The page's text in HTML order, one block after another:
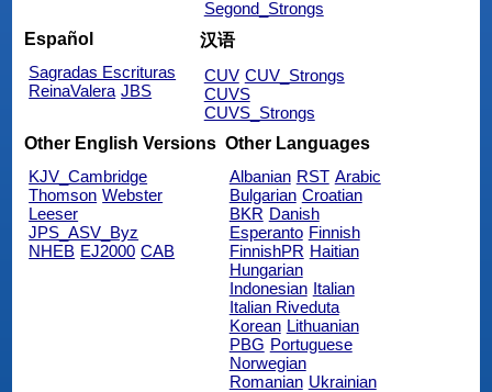
Segond_Strongs
Español
Sagradas Escrituras
ReinaValera JBS
汉语
CUV CUV_Strongs
CUVS
CUVS_Strongs
Other English Versions
KJV_Cambridge
Thomson Webster
Leeser
JPS_ASV_Byz
NHEB EJ2000 CAB
Other Languages
Albanian RST Arabic
Bulgarian Croatian
BKR Danish
Esperanto Finnish
FinnishPR Haitian
Hungarian
Indonesian Italian
Italian Riveduta
Korean Lithuanian
PBG Portuguese
Norwegian
Romanian Ukrainian